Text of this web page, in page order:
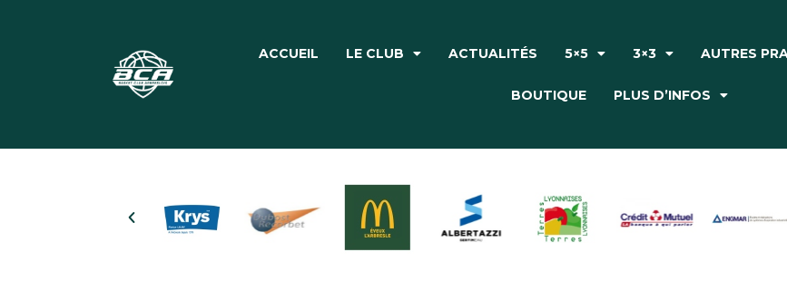
ACCUEIL LE CLUB ACTUALITÉS 5×5 3×3 AUTRES
BOUTIQUE PLUS D’INFOS
Le Club
Partenaires
Boutique